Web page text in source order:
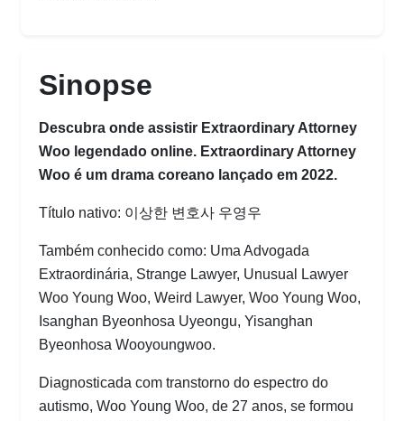
Sinopse
Descubra onde assistir Extraordinary Attorney
Woo legendado online. Extraordinary Attorney
Woo é um drama coreano lançado em 2022.
Título nativo: 이상한 변호사 우영우
Também conhecido como: Uma Advogada
Extraordinária, Strange Lawyer, Unusual Lawyer
Woo Young Woo, Weird Lawyer, Woo Young Woo,
Isanghan Byeonhosa Uyeongu, Yisanghan
Byeonhosa Wooyoungwoo.
Diagnosticada com transtorno do espectro do
autismo, Woo Young Woo, de 27 anos, se formou